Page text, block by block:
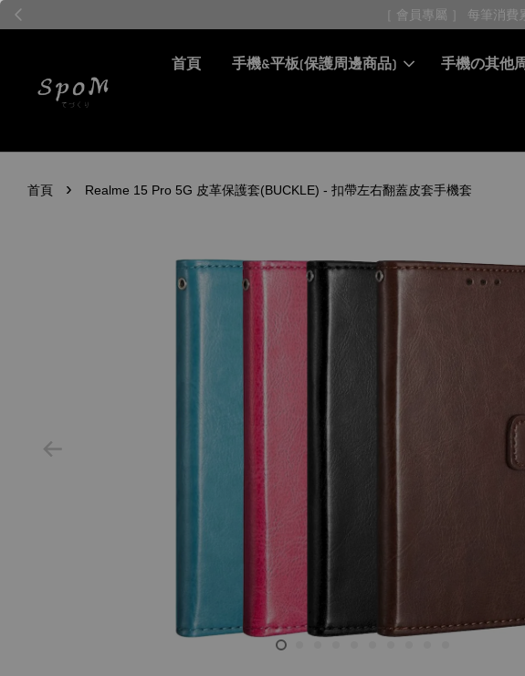
［ 會員專屬 ］ 每
首頁 手機&平板(保護周邊商品) 手機の其他
首頁 › Realme 15 Pro 5G 皮革保護套(BUCKLE) - 扣帶左右翻蓋皮套手機套